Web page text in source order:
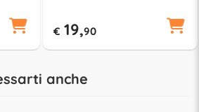
€ 19,90
anche